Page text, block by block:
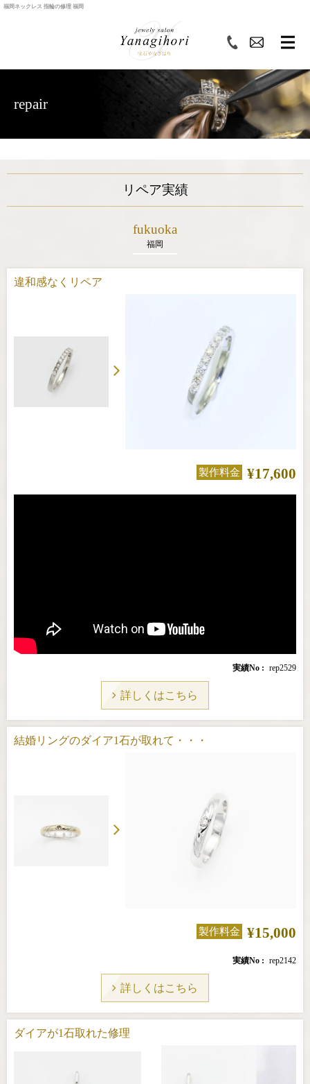
福岡ネックレス 指輪の修理 福岡
repair
リペア実績
fukuoka
福岡
違和感なくリペア
製作料金 ¥17,600
実績No rep2529
詳しくはこちら
結婚リングのダイア1石が取れて・・・
製作料金 ¥15,000
実績No rep2142
詳しくはこちら
ダイアが1石取れた修理